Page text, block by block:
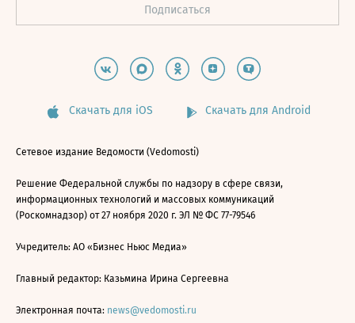
Скачать для iOS Скачать для Android
Сетевое издание Ведомости (Vedomosti)
Решение Федеральной службы по надзору в сфере связи,
информационных технологий и массовых коммуникаций
(Роскомнадзор) от 27 ноября 2020 г. ЭЛ № ФС 77-79546
Учредитель: АО «Бизнес Ньюс Медиа»
Главный редактор: Казьмина Ирина Сергеевна
Электронная почта: news@vedomosti.ru